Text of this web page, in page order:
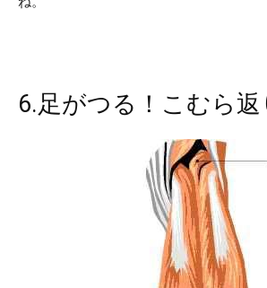
6.足がつる！こむら返